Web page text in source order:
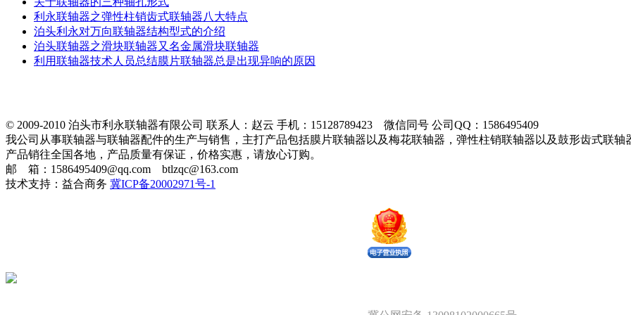
利永联轴器之弹性柱销齿式联轴器八大特点
泊头利永对万向联轴器结构型式的介绍
泊头联轴器之滑块联轴器又名金属滑块联轴器
利用联轴器技术人员总结膜片联轴器总是出现异响的原因
© 2009-2010 泊头市利永联轴器有限公司 联系人：赵云 手机：15128789423 微信同号 公司QQ：1586495409
我公司从事联轴器与联轴器配件的生产与销售，主打产品包括膜片联轴器以及梅花联轴器，弹性柱销联轴器以及鼓形齿式联轴
产品销往全国各地，产品质量有保证，价格实惠，请放心订购。
邮 箱：1586495409@qq.com btlzqc@163.com
技术支持：益合商务 冀ICP备20002971号-1